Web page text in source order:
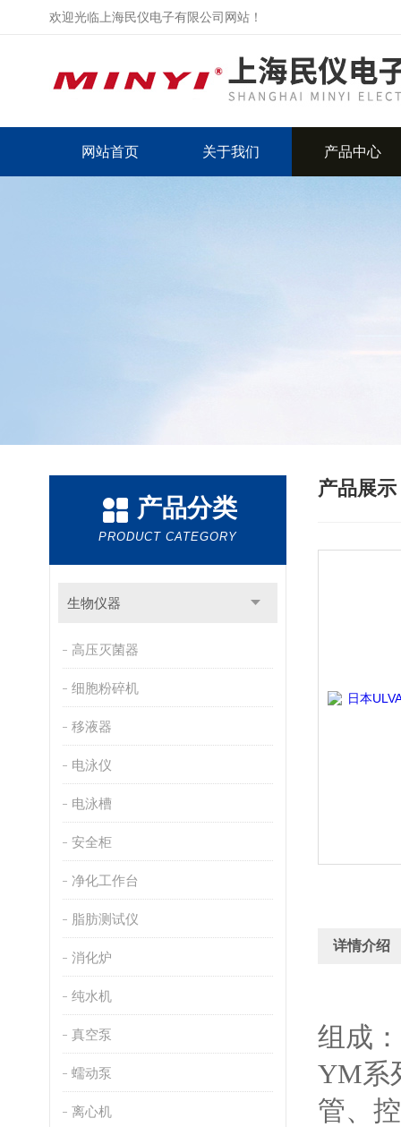
欢迎光临上海民仪电子有限公司网站！
网站首页 关于我们 产品中心
产品分类
PRODUCT CATEGORY
生物仪器
高压灭菌器
细胞粉碎机
移液器
电泳仪
电泳槽
安全柜
净化工作台
脂肪测试仪
消化炉
纯水机
真空泵
蠕动泵
离心机
产品展示
详情介绍
组成：
YM系
管、